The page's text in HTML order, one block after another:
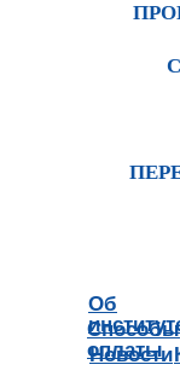
Об
Способы
оплаты
Новости